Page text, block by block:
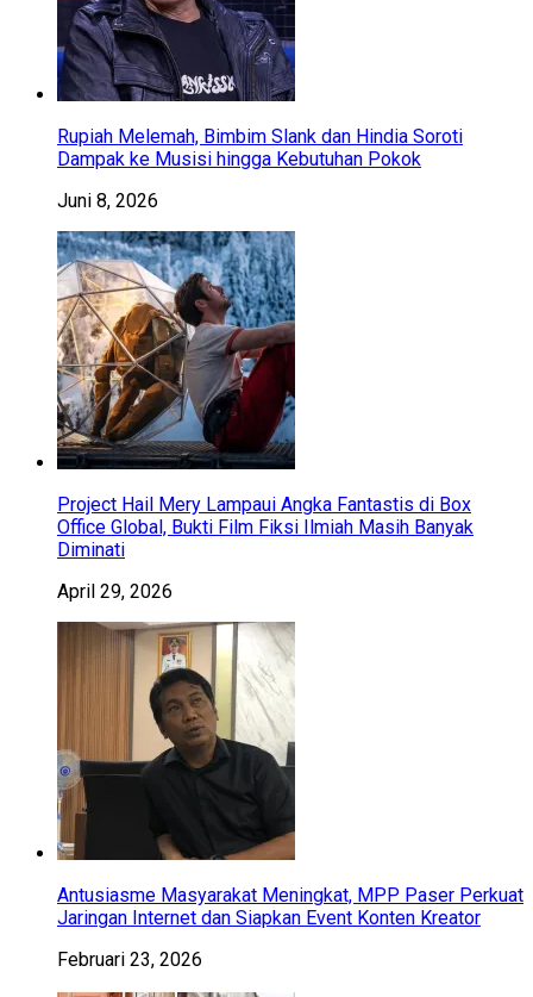
Rupiah Melemah, Bimbim Slank dan Hindia Soroti
Dampak ke Musisi hingga Kebutuhan Pokok
Juni 8, 2026
Project Hail Mery Lampaui Angka Fantastis di Box
Office Global, Bukti Film Fiksi Ilmiah Masih Banyak
Diminati
April 29, 2026
Antusiasme Masyarakat Meningkat, MPP Paser Perkuat
Jaringan Internet dan Siapkan Event Konten Kreator
Februari 23, 2026